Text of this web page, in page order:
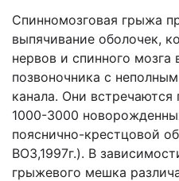
Спинномозговая грыжа
выпячивание оболочек,
нервов и спинного мозга
позвоночника с
канала. Они
1000-3000
пояснично-крестцовой
ВОЗ,1997г.). В
грыжевого мешка